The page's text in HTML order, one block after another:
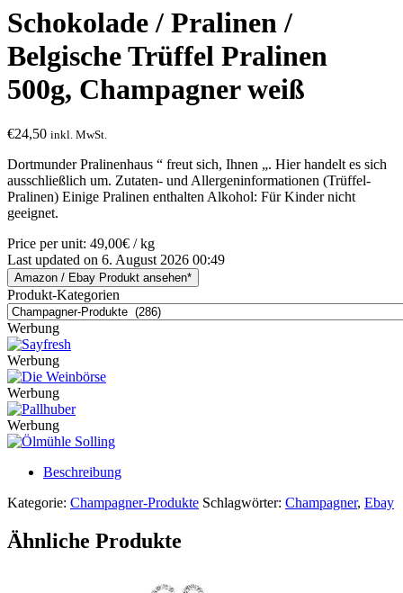
Schokolade / Pralinen /
Belgische Trüffel Pralinen
500g, Champagner weiß
€24,50 inkl. MwSt.
Dortmunder Pralinenhaus “ freut sich, Ihnen „. Hier handelt es sich
ausschließlich um. Zutaten- und Allergeninformationen (Trüffel-
Pralinen) Einige Pralinen enthalten Alkohol: Für Kinder nicht
geeignet.
Price per unit: 49,00€ / kg
Last updated on 6. August 2026 00:49
Amazon / Ebay Produkt ansehen*
Produkt-Kategorien
Werbung
Werbung
Werbung
Werbung
Beschreibung
Kategorie: Champagner-Produkte Schlagwörter: Champagner, Ebay
Ähnliche Produkte